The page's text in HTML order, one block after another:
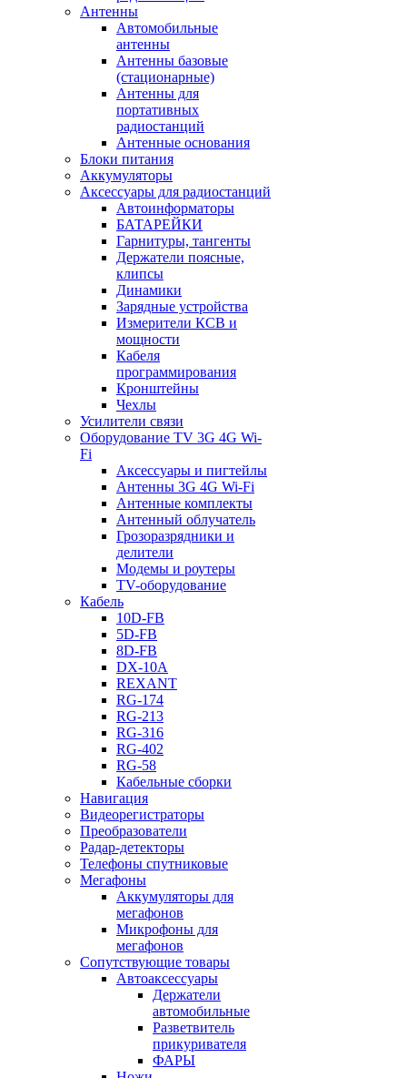
Антенны
Автомобильные
антенны
Антенны базовые
(стационарные)
Антенны для
портативных
радиостанций
Антенные основания
Блоки питания
Аккумуляторы
Аксессуары для радиостанций
Автоинформаторы
БАТАРЕЙКИ
Гарнитуры, тангенты
Держатели поясные,
клипсы
Динамики
Зарядные устройства
Измерители КСВ и
мощности
Кабеля
программирования
Кронштейны
Чехлы
Усилители связи
Оборудование TV 3G 4G Wi-
Fi
Аксессуары и пигтейлы
Антенны 3G 4G Wi-Fi
Антенные комплекты
Антенный облучатель
Грозоразрядники и
делители
Модемы и роутеры
TV-оборудование
Кабель
10D-FB
5D-FB
8D-FB
DX-10A
REXANT
RG-174
RG-213
RG-316
RG-402
RG-58
Кабельные сборки
Навигация
Видеорегистраторы
Преобразователи
Радар-детекторы
Телефоны спутниковые
Мегафоны
Аккумуляторы для
мегафонов
Микрофоны для
мегафонов
Сопутствующие товары
Автоаксессуары
Держатели
автомобильные
Разветвитель
прикуривателя
ФАРЫ